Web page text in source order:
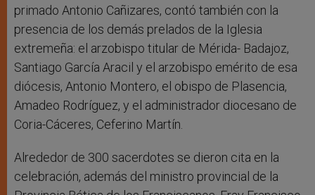
primado Antonio Cañizares, contó también con la
presencia de los demás prelados de la Iglesia
extremeña: el arzobispo titular de Mérida- Badajoz,
Santiago García Aracil y el arzobispo emérito de esa
diócesis, Antonio Montero, el obispo de Plasencia,
Amadeo Rodríguez, y el administrador diocesano de
Coria-Cáceres, Ceferino Martín.
Alrededor de 300 sacerdotes se dieron cita en la
celebración, además del ministro provincial de la